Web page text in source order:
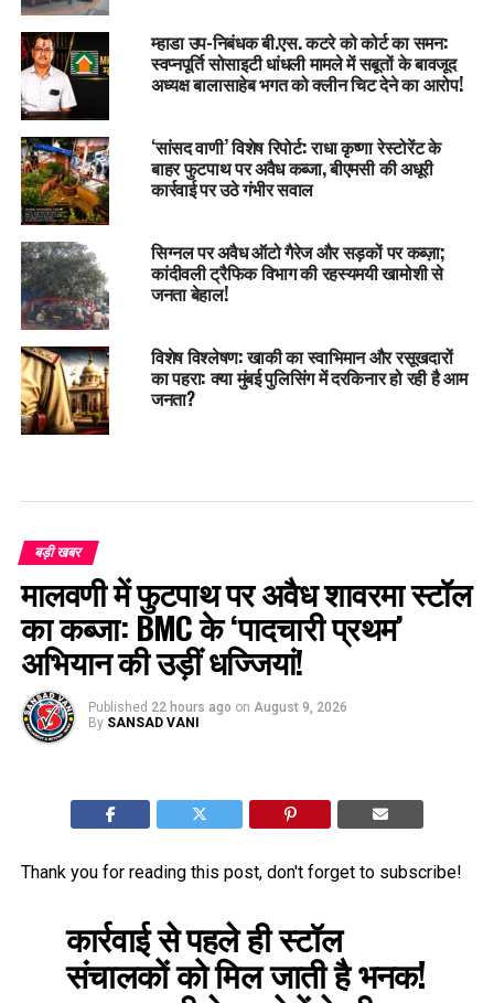
म्हाडा उप-निबंधक बी.एस. कटरे को कोर्ट का समन:
स्वप्नपूर्ति सोसाइटी धांधली मामले में सबूतों के बावजूद
अध्यक्ष बालासाहेब भगत को क्लीन चिट देने का आरोप!
‘सांसद वाणी’ विशेष रिपोर्ट: राधा कृष्णा रेस्टोरेंट के
बाहर फुटपाथ पर अवैध कब्जा, बीएमसी की अधूरी
कार्रवाई पर उठे गंभीर सवाल
सिग्नल पर अवैध ऑटो गैरेज और सड़कों पर कब्ज़ा;
कांदीवली ट्रैफिक विभाग की रहस्यमयी खामोशी से
जनता बेहाल!
विशेष विश्लेषण: खाकी का स्वाभिमान और रसूखदारों
का पहरा: क्या मुंबई पुलिसिंग में दरकिनार हो रही है आम
जनता?
बड़ी खबर
मालवणी में फुटपाथ पर अवैध शावरमा स्टॉल
का कब्जा: BMC के ‘पादचारी प्रथम’
अभियान की उड़ीं धज्जियां!
Published 22 hours ago on August 9, 2026
By SANSAD VANI
Thank you for reading this post, don't forget to subscribe!
कार्रवाई से पहले ही स्टॉल
संचालकों को मिल जाती है भनक!